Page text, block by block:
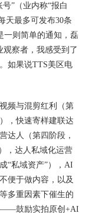
”（业内称“报白
天最多可发布30条
一则简单的通知，磊
察者，我感受到了
如果说TTS美区电
频与混剪红利（第
，快速寄样建联达
达人（第四阶段，
，达人私域化运营
“私域资产”），AI
便于做内容，以及
多重因素下催生的
——鼓励实拍原创+AI